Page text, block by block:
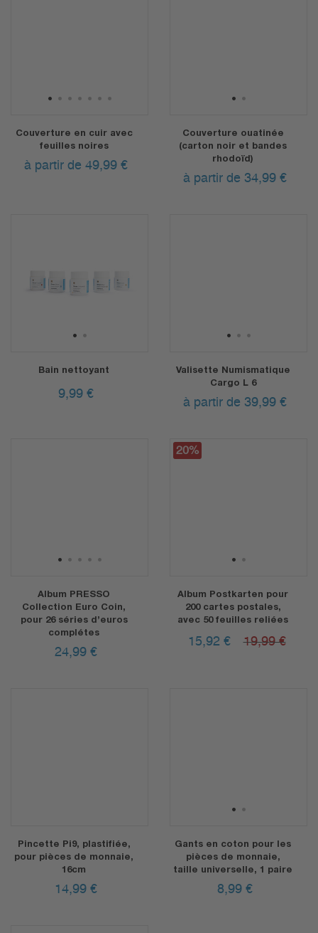
1 2 3 4 5 6 7
Couverture en cuir avec
feuilles noires
à partir de 49,99 €
1 2
Couverture ouatinée
(carton noir et bandes
rhodoïd)
à partir de 34,99 €
1 2
Bain nettoyant
9,99 €
1 2 3
Valisette Numismatique
Cargo L 6
à partir de 39,99 €
1 2 3 4 5
Album PRESSO
Collection Euro Coin,
pour 26 séries d’euros
complétes
24,99 €
20%
1 2
Album Postkarten pour
200 cartes postales,
avec 50 feuilles reliées
15,92 € 19,99 €
Pincette Pi9, plastifiée,
pour pièces de monnaie,
16cm
14,99 €
1 2
Gants en coton pour les
pièces de monnaie,
taille universelle, 1 paire
8,99 €